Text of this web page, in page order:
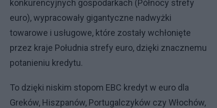
konkurencyjnych gospodarkach (Północy strefy
euro), wypracowały gigantyczne nadwyżki
towarowe i usługowe, które zostały wchłonięte
przez kraje Południa strefy euro, dzięki znacznemu
potanieniu kredytu.
To dzięki niskim stopom EBC kredyt w euro dla
Greków, Hiszpanów, Portugalczyków czy Włochów,